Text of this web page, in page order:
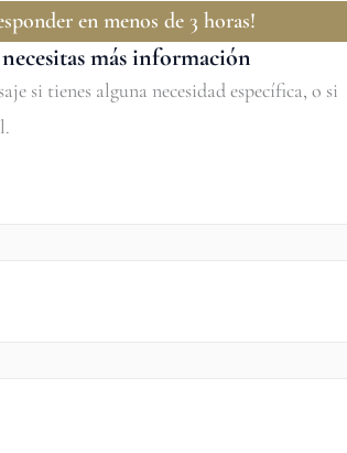
en menos de 3 horas!
más información
si tienes alguna necesidad específica, o si